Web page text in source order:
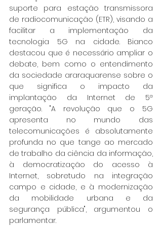
suporte para estação transmissora
de radiocomunicação (ETR), visando a
facilitar a implementação da
tecnologia 5G na cidade. Bianco
destacou que é necessário ampliar o
debate, bem como o entendimento
da sociedade araraquarense sobre o
que significa o impacto da
implantação da Internet de 5ª
geração. "A revolução que o 5G
apresenta no mundo das
telecomunicações é absolutamente
profunda no que tange ao mercado
de trabalho da ciência da informação,
à democratização do acesso à
Internet, sobretudo na integração
campo e cidade, e à modernização
da mobilidade urbana e da
segurança pública", argumentou o
parlamentar.